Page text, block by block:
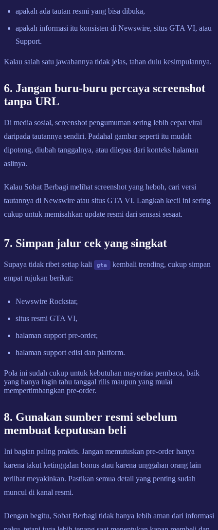
apakah ada tautan resmi yang bisa dibuka,
apakah informasi itu konsisten di Newswire, situs GTA VI, atau
Support.
Kalau salah satu jawabannya tidak jelas, tahan dulu kesimpulannya.
6. Jangan buru-buru percaya screenshot
tanpa URL
Di media sosial, screenshot pengumuman sering lebih cepat viral
daripada tautannya sendiri. Padahal gambar seperti itu mudah
dipotong, diubah tanggalnya, atau dilepas dari konteks halaman
aslinya.
Kalau Sobat Berbagi melihat screenshot yang heboh, cari versi
tautannya di Newswire atau situs GTA VI. Langkah kecil ini sering
cukup untuk memisahkan update resmi dari sensasi sesaat.
7. Simpan jalur cek yang singkat
Supaya tidak ribet setiap kali gta
kembali trending, cukup simpan
empat rujukan berikut:
Newswire Rockstar,
situs resmi GTA VI,
halaman support pre-order,
halaman support edisi dan platform.
Pola ini sudah cukup untuk kebutuhan mayoritas pembaca, baik
yang hanya ingin tahu tanggal rilis maupun yang mulai
mempertimbangkan pre-order.
8. Gunakan sumber resmi sebelum
membuat keputusan beli
Ini bagian paling praktis. Jangan memutuskan pre-order hanya
karena takut ketinggalan bonus atau karena unggahan orang lain
terlihat meyakinkan. Pastikan semua detail yang penting sudah
muncul di kanal resmi.
Dengan begitu, Sobat Berbagi tidak hanya lebih aman dari informasi